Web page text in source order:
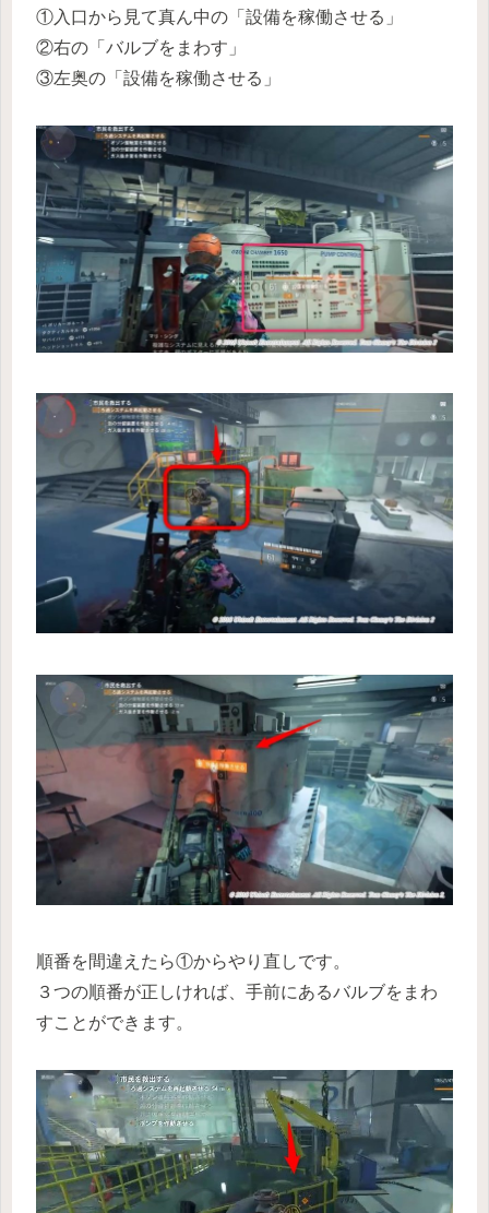
①入口から見て真ん中の「設備を稼働させる」
②右の「バルブをまわす」
③左奥の「設備を稼働させる」
順番を間違えたら①からやり直しです。
３つの順番が正しければ、手前にあるバルブをまわ
すことができます。